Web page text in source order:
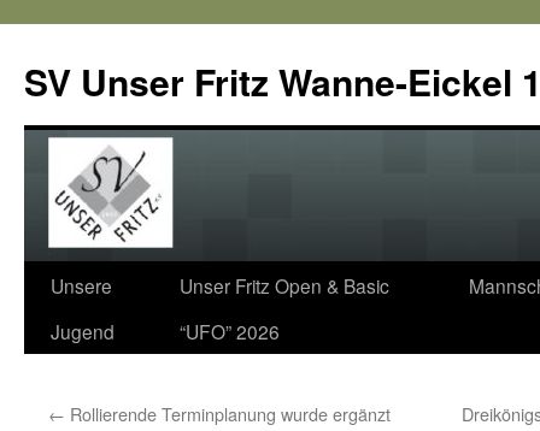
SV Unser Fritz Wanne-Eickel
Zum
Inhalt
Unsere
Jugend
Unser Fritz Open & Basic
“UFO” 2026
← Rollierende Terminplanung wurde ergänzt